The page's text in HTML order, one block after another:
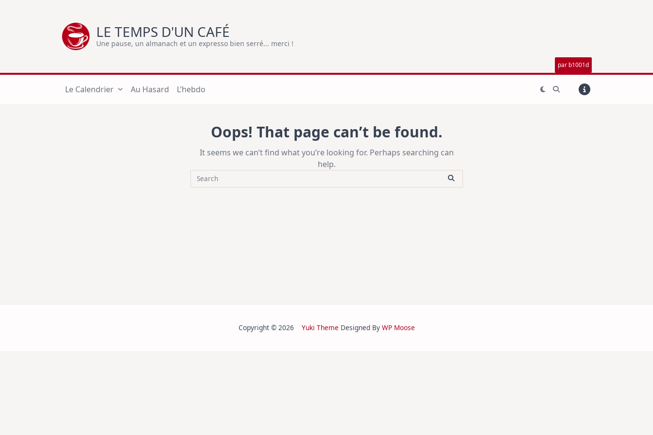
LE TEMPS D'UN CAFÉ
Une pause, un almanach et un expresso bien serré... merci !
par b1001d
Le Calendrier Au Hasard L’hebdo
Oops! That page can’t be found.
It seems we can’t find what you’re looking for. Perhaps searching can
help.
Search
Copyright © 2026 Yuki Theme Designed By WP Moose